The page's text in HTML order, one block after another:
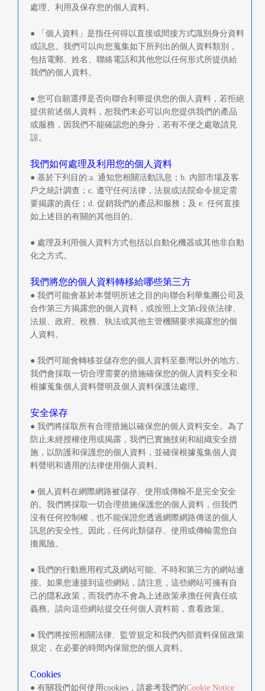
處理、利用及保存您的個人資料。
● 「個人資料」是指任何得以直接或間接方式識別身分資料
或訊息。我們可以向您蒐集如下所列出的個人資料類別，
包括電郵、姓名、聯絡電話和其他您以任何形式所提供給
我們的個人資料。
● 您可自願選擇是否向聯合利華提供您的個人資料，若拒絕
提供前述個人資料，恕我們未必可以向您提供我們的產品
或服務，因我們不能確認您的身分，若有不便之處敬請見
諒。
我們如何處理及利用您的個人資料
● 基於下列目的:a. 通知您相關活動訊息；b. 內部市場及客
戶之統計調查；c. 遵守任何法律，法規或法院命令規定需
要揭露的責任；d. 促銷我們的產品和服務；及 e. 任何直接
如上述目的有關的其他目的。
● 處理及利用個人資料方式包括以自動化機器或其他非自動
化之方式。
我們將您的個人資料轉移給哪些第三方
● 我們可能會基於本聲明所述之目的向聯合利華集團公司及
合作第三方揭露您的個人資料，或按照上文第c段依法律、
法規、政府、稅務、執法或其他主管機關要求揭露您的個
人資料。
● 我們可能會轉移並儲存您的個人資料至臺灣以外的地方。
我們會採取一切合理需要的措施確保您的個人資料安全和
根據蒐集個人資料聲明及個人資料保護法處理。
安全保存
● 我們將採取所有合理措施以確保您的個人資料安全。為了
防止未經授權使用或揭露，我們已實施技術和組織安全措
施，以防護和保護您的個人資料，並確保根據蒐集個人資
料聲明和適用的法律使用個人資料。
● 個人資料在網際網路被儲存、使用或傳輸不是完全安全
的。我們將採取一切合理措施保護您的個人資料，但我們
沒有任何控制權，也不能保證您透過網際網路傳送的個人
訊息的安全性。因此，任何此類儲存、使用或傳輸需您自
擔風險。
● 我們的行動應用程式及網站可能、不時和第三方的網站連
接。如果您連接到這些網站，請注意，這些網站可擁有自
己的隱私政策，而我們亦不會為上述政策承擔任何責任或
義務。請向這些網站提交任何個人資料前，查看政策。
● 我們將按照相關法律、監管規定和我們內部資料保留政策
規定，在必要的時間内保留您的個人資料。
Cookies
● 有關我們如何使用cookies，請參考我們的Cookie Notice